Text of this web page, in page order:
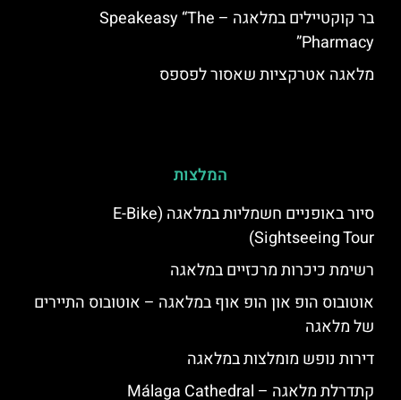
בר קוקטיילים במלאגה – Speakeasy “The
Pharmacy”
מלאגה אטרקציות שאסור לפספס
המלצות
סיור באופניים חשמליות במלאגה (E-Bike
Sightseeing Tour)
רשימת כיכרות מרכזיים במלאגה
אוטובוס הופ און הופ אוף במלאגה – אוטובוס התיירים
של מלאגה
דירות נופש מומלצות במלאגה
קתדרלת מלאגה – Málaga Cathedral